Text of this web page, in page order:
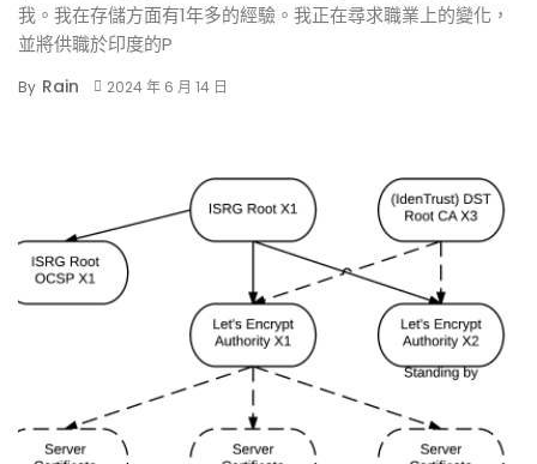
我。我在存儲方面有1年多的經驗。我正在尋求職業上的變化，
並將供職於印度的P
By Rain 2024 年 6 月 14 日